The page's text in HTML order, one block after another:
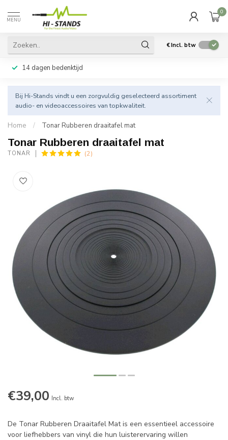
MENU
0
€Incl. btw
14 dagen bedenktijd
Bij Hi-Stands vindt u een zorgvuldig geselecteerd assortiment
audio- en videoaccessoires van topkwaliteit.
Home / Tonar Rubberen draaitafel mat
Tonar Rubberen draaitafel mat
TONAR (2)
€39,00 Incl. btw
De Tonar Rubberen Draaitafel Mat is een essentieel accessoire
voor liefhebbers van vinyl die hun luisterervaring willen